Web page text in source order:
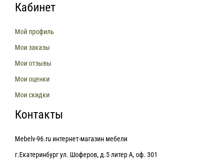
Кабинет
Мой профиль
Мои заказы
Мои отзывы
Мои оценки
Мои скидки
Контакты
Mebelv-96.ru интернет-магазин мебели
г.Екатеринбург ул. Шоферов, д.5 литер А, оф. 301